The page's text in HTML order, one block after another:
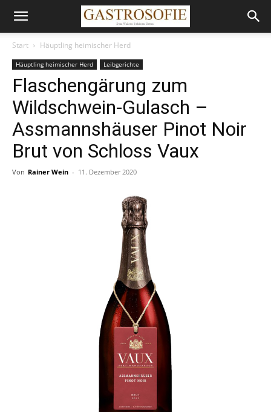
Start Häuptling heimischer Herd
Häuptling heimischer Herd Leibgerichte
Flaschengärung zum
Wildschwein-Gulasch –
Assmannshäuser Pinot Noir
Brut von Schloss Vaux
Von Rainer Wein - 11. Dezember 2020